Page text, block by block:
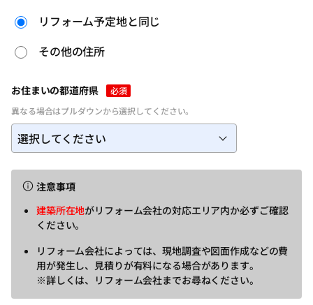
リフォーム予定地と同じ
その他の住所
お住まいの都道府県
必須
異なる場合はプルダウンから選択してください。
注意事項
建築所在地がリフォーム会社の対応エリア内か必ずご確認
ください。
リフォーム会社によっては、現地調査や図面作成などの費
用が発生し、見積りが有料になる場合があります。
※詳しくは、リフォーム会社までお尋ねください。